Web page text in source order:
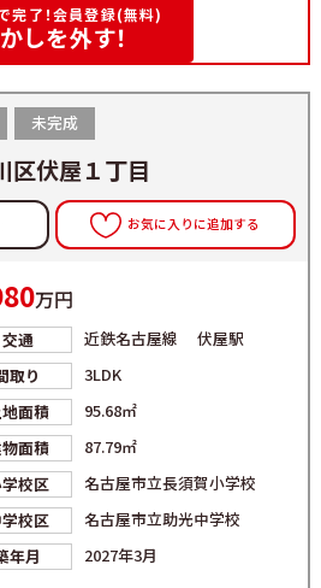
完了！会員登録(無料)
しを外す！
未完成
区伏屋１丁目
お気に入りに追加する
万円
交通
近鉄名古屋線 伏屋駅
取り
3LDK
面積
95.68㎡
面積
87.79㎡
校区
名古屋市立長須賀小学校
校区
名古屋市立助光中学校
年月
2027年3月